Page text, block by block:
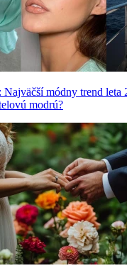
módny trend leta
modrú?